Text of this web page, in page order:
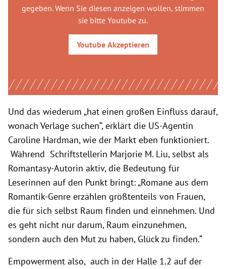
gegeben. Wenn Sie diesen anzeigen wollen, stimmen
sie bitte Youtube zu.
Youtube Akzeptieren
Und das wiederum „hat einen großen Einfluss darauf,
wonach Verlage suchen“, erklärt die US-Agentin
Caroline Hardman, wie der Markt eben funktioniert.
Während Schriftstellerin Marjorie M. Liu, selbst als
Romantasy-Autorin aktiv, die Bedeutung für
Leserinnen auf den Punkt bringt: „Romane aus dem
Romantik-Genre erzählen größtenteils von Frauen,
die für sich selbst Raum finden und einnehmen. Und
es geht nicht nur darum, Raum einzunehmen,
sondern auch den Mut zu haben, Glück zu finden.“
Empowerment also, auch in der Halle 1.2 auf der